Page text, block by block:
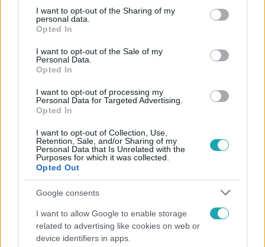
not limited to your visit or usage behaviour. You may click to
grant or deny consent to Google and its third-party tags to
use your data for below specified purposes in below Google
consent section.
I want to opt-out of the Sharing of my
personal data.
Opted In
I want to opt-out of the Sale of my
Personal Data.
Opted In
I want to opt-out of processing my
Personal Data for Targeted Advertising.
Opted In
I want to opt-out of Collection, Use,
Retention, Sale, and/or Sharing of my
Personal Data that Is Unrelated with the
Purposes for which it was collected.
Opted Out
Google consents
I want to allow Google to enable storage
related to advertising like cookies on web or
device identifiers in apps.
Népszerű
Átvonul a hidegfront az országon – így alakul a
hőmérséklet a hét második felében